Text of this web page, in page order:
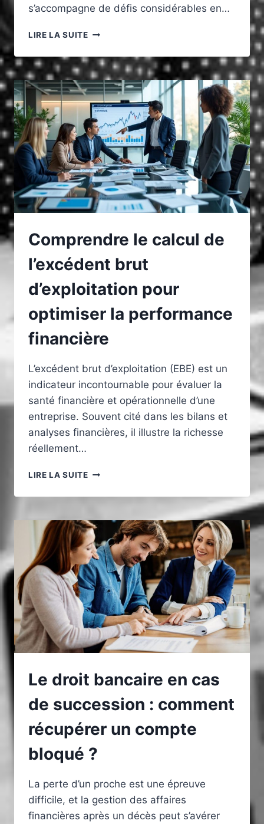
s’accompagne de défis considérables en…
LIRE LA SUITESÉCURISER
FRET
MARITIME
:
ENJEUX
ET
SOLUTIONS
POUR
LES
EXPÉDITIONS
INTERNATIONALES
Comprendre le calcul de
l’excédent brut
d’exploitation pour
optimiser la performance
financière
L’excédent brut d’exploitation (EBE) est un
indicateur incontournable pour évaluer la
santé financière et opérationnelle d’une
entreprise. Souvent cité dans les bilans et
analyses financières, il illustre la richesse
réellement…
LIRE LA SUITECOMPRENDRE
CALCUL
L’EXCÉDENT
BRUT
D’EXPLOITATION
POUR
OPTIMISER
LA
PERFORMANCE
FINANCIÈRE
Le droit bancaire en cas
de succession : comment
récupérer un compte
bloqué ?
La perte d’un proche est une épreuve
difficile, et la gestion des affaires
financières après un décès peut s’avérer